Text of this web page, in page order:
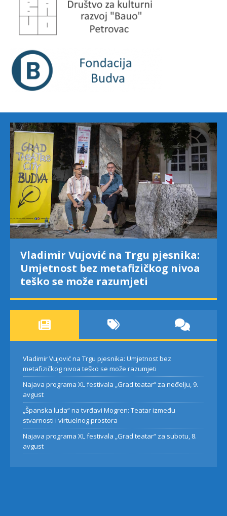
Vladimir Vujović na Trgu pjesnika:
Umjetnost bez metafizičkog nivoa
teško se može razumjeti
Vladimir Vujović na Trgu pjesnika: Umjetnost bez
metafizičkog nivoa teško se može razumjeti
Najava programa XL festivala „Grad teatar“ za neđelju, 9.
avgust
„Španska luda“ na tvrđavi Mogren: Teatar između
stvarnosti i virtuelnog prostora
Najava programa XL festivala „Grad teatar“ za subotu, 8.
avgust